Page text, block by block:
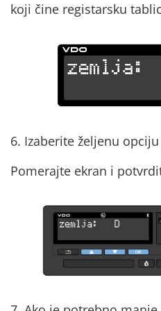
koji čine registarsku
6. Izaberite željenu opciju
Pomerajte ekran i